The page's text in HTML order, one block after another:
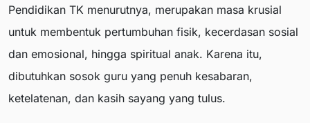
Pendidikan TK menurutnya, merupakan masa krusial
untuk membentuk pertumbuhan fisik, kecerdasan sosial
dan emosional, hingga spiritual anak. Karena itu,
dibutuhkan sosok guru yang penuh kesabaran,
ketelatenan, dan kasih sayang yang tulus.